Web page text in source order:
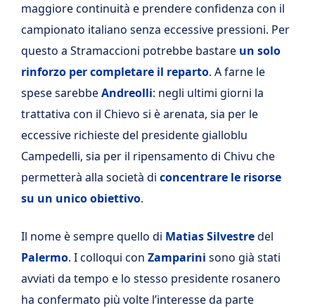
maggiore continuità e prendere confidenza con il
campionato italiano senza eccessive pressioni. Per
questo a Stramaccioni potrebbe bastare un solo
rinforzo per completare il reparto. A farne le
spese sarebbeAndreolli: negli ultimi giorni la
trattativa con il Chievo si è arenata, sia per le
eccessive richieste del presidente gialloblu
Campedelli, sia per il ripensamento di Chivu che
permetterà alla società di concentrare le risorse
su un unico obiettivo.
Il nome è sempre quello di Matias Silvestredel
Palermo. I colloqui con Zamparini sono già stati
avviati da tempo e lo stesso presidente rosanero
ha confermato più volte l’interesse da parte